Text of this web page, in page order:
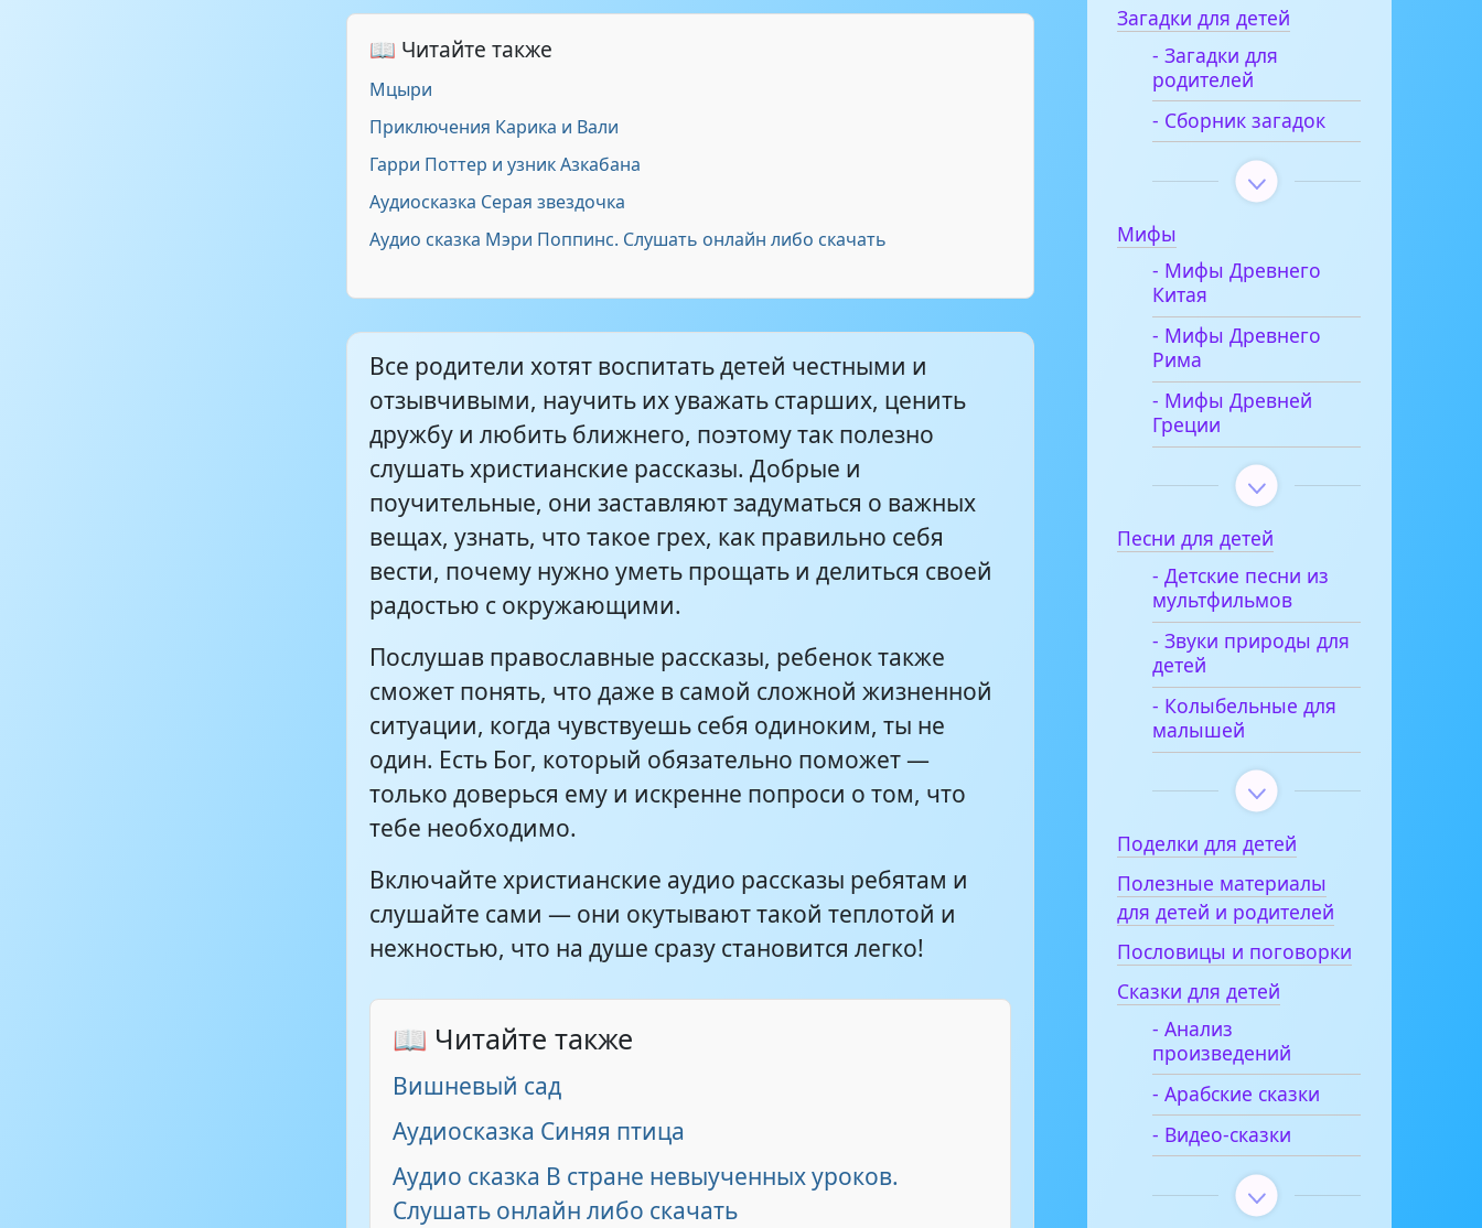
Светлячок
В рождественскую ночь
Божья помощь
Умей прощать 11:26
Молитва девочки 7:04
Мне подарили братика 3:47
Не кради
Кто богат... 13:47
Гроза
📖 Читайте также
Мцыри
Приключения Карика и Вали
Гарри Поттер и узник Азкабана
Аудиосказка Серая звездочка
Аудио сказка Мэри Поппинс. Слушать онлайн либо скачать
Все родители хотят воспитать детей честными и
отзывчивыми, научить их уважать старших, ценить
дружбу и любить ближнего, поэтому так полезно
слушать христианские рассказы. Добрые и
поучительные, они заставляют задуматься о важных
вещах, узнать, что такое грех, как правильно себя
вести, почему нужно уметь прощать и делиться своей
радостью с окружающими.
Послушав православные рассказы, ребенок также
сможет понять, что даже в самой сложной жизненной
ситуации, когда чувствуешь себя одиноким, ты не
один. Есть Бог, который обязательно поможет —
только доверься ему и искренне попроси о том, что
тебе необходимо.
Включайте христианские аудио рассказы ребятам и
слушайте сами — они окутывают такой теплотой и
нежностью, что на душе сразу становится легко!
📖 Читайте также
Вишневый сад
Аудиосказка Синяя птица
Аудио сказка В стране невыученных уроков.
Слушать онлайн либо скачать
Загадки для детей
- Загадки для
родителей
- Сборник загадок
Мифы
- Мифы Древнего
Китая
- Мифы Древнего
Рима
- Мифы Древней
Греции
Песни для детей
- Детские песни из
мультфильмов
- Звуки природы для
детей
- Колыбельные для
малышей
Поделки для детей
Полезные материалы
для детей и родителей
Пословицы и поговорки
Сказки для детей
- Анализ
произведений
- Арабские сказки
- Видео-сказки